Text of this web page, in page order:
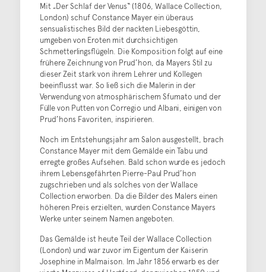
Mit „Der Schlaf der Venus“ (1806, Wallace Collection,
London) schuf Constance Mayer ein überaus
sensualistisches Bild der nackten Liebesgöttin,
umgeben von Eroten mit durchsichtigen
Schmetterlingsflügeln. Die Komposition folgt auf eine
frühere Zeichnung von Prud’hon, da Mayers Stil zu
dieser Zeit stark von ihrem Lehrer und Kollegen
beeinflusst war. So ließ sich die Malerin in der
Verwendung von atmosphärischem Sfumato und der
Fülle von Putten von Corregio und Albani, einigen von
Prud’hons Favoriten, inspirieren.
Noch im Entstehungsjahr am Salon ausgestellt, brach
Constance Mayer mit dem Gemälde ein Tabu und
erregte großes Aufsehen. Bald schon wurde es jedoch
ihrem Lebensgefährten Pierre-Paul Prud’hon
zugschrieben und als solches von der Wallace
Collection erworben. Da die Bilder des Malers einen
höheren Preis erzielten, wurden Constance Mayers
Werke unter seinem Namen angeboten.
Das Gemälde ist heute Teil der Wallace Collection
(London) und war zuvor im Eigentum der Kaiserin
Josephine in Malmaison. Im Jahr 1856 erwarb es der